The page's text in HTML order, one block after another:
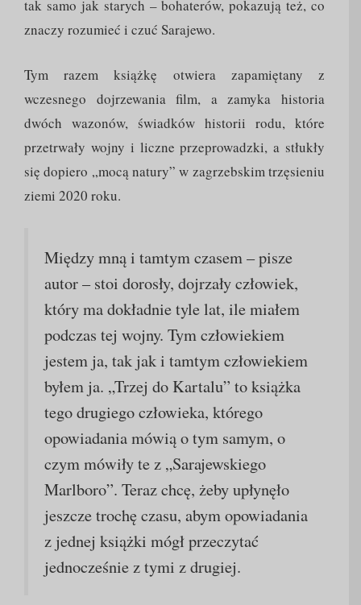
tak samo jak starych – bohaterów, pokazują też, co
znaczy rozumieć i czuć Sarajewo.
Tym razem książkę otwiera zapamiętany z
wczesnego dojrzewania film, a zamyka historia
dwóch wazonów, świadków historii rodu, które
przetrwały wojny i liczne przeprowadzki, a stłukły
się dopiero „mocą natury” w zagrzebskim trzęsieniu
ziemi 2020 roku.
Między mną i tamtym czasem – pisze
autor – stoi dorosły, dojrzały człowiek,
który ma dokładnie tyle lat, ile miałem
podczas tej wojny. Tym człowiekiem
jestem ja, tak jak i tamtym człowiekiem
byłem ja. „Trzej do Kartalu” to książka
tego drugiego człowieka, którego
opowiadania mówią o tym samym, o
czym mówiły te z „Sarajewskiego
Marlboro”. Teraz chcę, żeby upłynęło
jeszcze trochę czasu, abym opowiadania
z jednej książki mógł przeczytać
jednocześnie z tymi z drugiej.